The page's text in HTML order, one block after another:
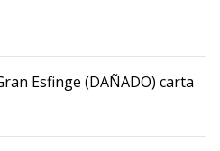
Esfinge (DAÑADO) carta